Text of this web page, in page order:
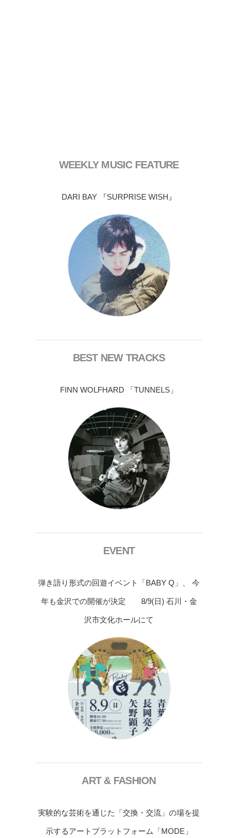
WEEKLY MUSIC FEATURE
DARI BAY 『SURPRISE WISH』
BEST NEW TRACKS
FINN WOLFHARD 「TUNNELS」
EVENT
弾き語り形式の回遊イベント「BABY Q」、 今
年も金沢での開催が決定 8/9(日) 石川・金
沢市文化ホールにて
ART & FASHION
実験的な芸術を通じた「交換・交流」の場を提
示するアートプラットフォーム「MODE」